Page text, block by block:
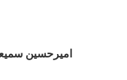
امیرحسین